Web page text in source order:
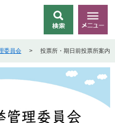
索
メ
ニ
ー
委員会 > 投票所・期日前投票所案内